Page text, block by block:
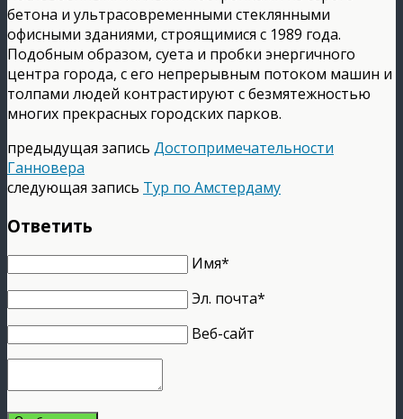
бетона и ультрасовременными стеклянными
офисными зданиями, строящимися с 1989 года.
Подобным образом, суета и пробки энергичного
центра города, с его непрерывным потоком машин и
толпами людей контрастируют с безмятежностью
многих прекрасных городских парков.
предыдущая запись Достопримечательности
Ганновера
следующая запись Тур по Амстердаму
Ответить
Имя*
Эл. почта*
Веб-сайт